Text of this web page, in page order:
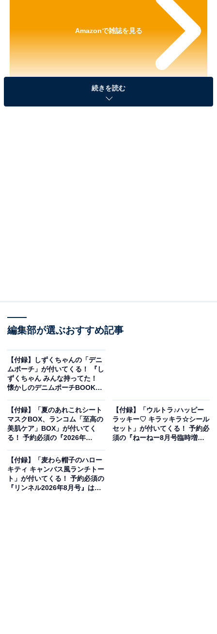
Amazonで雑誌を見る
※本記事で紹介している商品の購入やサービスの利用により、売上の一部が
cookpad plus 2026年夏号（画像出典：Amazon）
夏号』（税込1550円）。付録として、「スヌーピー 折り
たためる 超BIG保冷バッグ」が付いてきます。
続きを読む
編集部が選ぶおすすめ記事
【付録】しずくちゃんの「デニ
ムポーチ」が付いてくる！ 『し
ずくちゃん みんな持ってた！
懐かしのデニムポーチBOOK』
【付録】「夏のあれこれシート
マスクBOX、ランコム「至高の
美肌ケア」BOX」が付いてく
る！ 予約必須の『2026年
22日発売
【付録】「ウルトラ♪ハッピー
ラッキー♡ キラッキラ☆シール
セット」が付いてくる！ 予約必
須の『ねーねー8月号臨時増刊
【付録】「麦わら帽子のハロー
キティ キャンバス風ランチトー
ト」が付いてくる！ 予約必須の
『リンネル2026年8月号』は6